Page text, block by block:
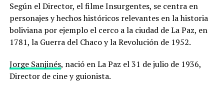
Según el Director, el filme Insurgentes, se centra en
personajes y hechos históricos relevantes en la historia
boliviana por ejemplo el cerco a la ciudad de La Paz, en
1781, la Guerra del Chaco y la Revolución de 1952.
Jorge Sanjinés, nació en La Paz el 31 de julio de 1936,
Director de cine y guionista.